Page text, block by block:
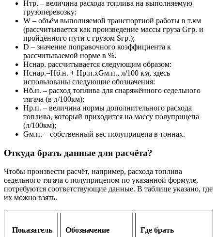
Hтр. – величина расхода топлива на выполняемую
грузоперевозку;
W – объём выполняемой транспортной работы в т.км
(рассчитывается как произведение массы груза Gгр. и
пройдённого пути с грузом Sгр.);
D – значение поправочного коэффициента к
рассчитываемой норме в %.
Hснар. рассчитывается следующим образом:
Hснар.=Hб.н. + Hр.п.xGм.п., л/100 км, здесь
использованы следующие обозначения:
Hб.н. – расход топлива для снаряжённого седельного
тягача (в л/100км);
Hр.п. – величина нормы дополнительного расхода
топлива, который приходится на массу полуприцепа
(л/100км);
Gм.п. – собственный вес полуприцепа в тоннах.
Откуда брать данные для расчёта?
Чтобы произвести расчёт, например, расхода топлива
седельного тягача с полуприцепом по указанной формуле,
потребуются соответствующие данные. В таблице указано, где
их можно взять.
Показатель Обозначение Где брать